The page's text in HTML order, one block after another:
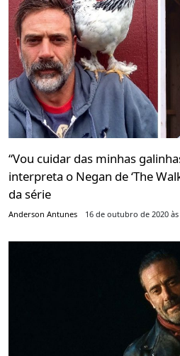
“Vou cuidar das minhas
interpreta o Negan de ‘The
da série
Anderson Antunes 16 de outubro de 2020 às